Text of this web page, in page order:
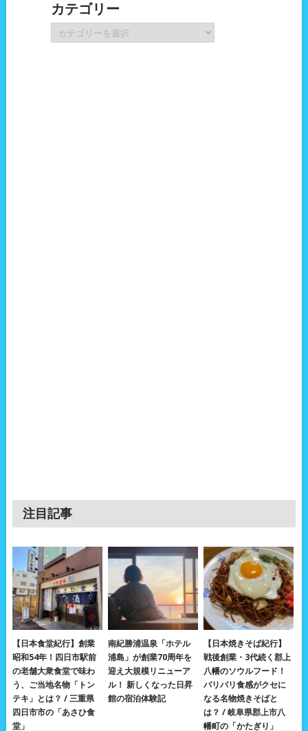
イ
ブ
カテゴリー
テ
注目記事
【日本食堂紀行】創業
昭和54年！四日市駅前
の老舗大衆食堂で味わ
う、ご当地名物「トン
テキ」とは？ / 三重県
四日市市の「あさひ食
堂」
南紀勝浦温泉「ホテル
浦島」が創業70周年を
迎え大規模リニューア
ル！ 新しくなった日昇
館の宿泊体験記
【日本焼きそば紀行】
戦後創業・3代続く郡上
八幡のソウルフード！
パリパリ食感がクセに
なる名物焼きそばと
は？ / 岐阜県郡上市八
幡町の「かたぎり」